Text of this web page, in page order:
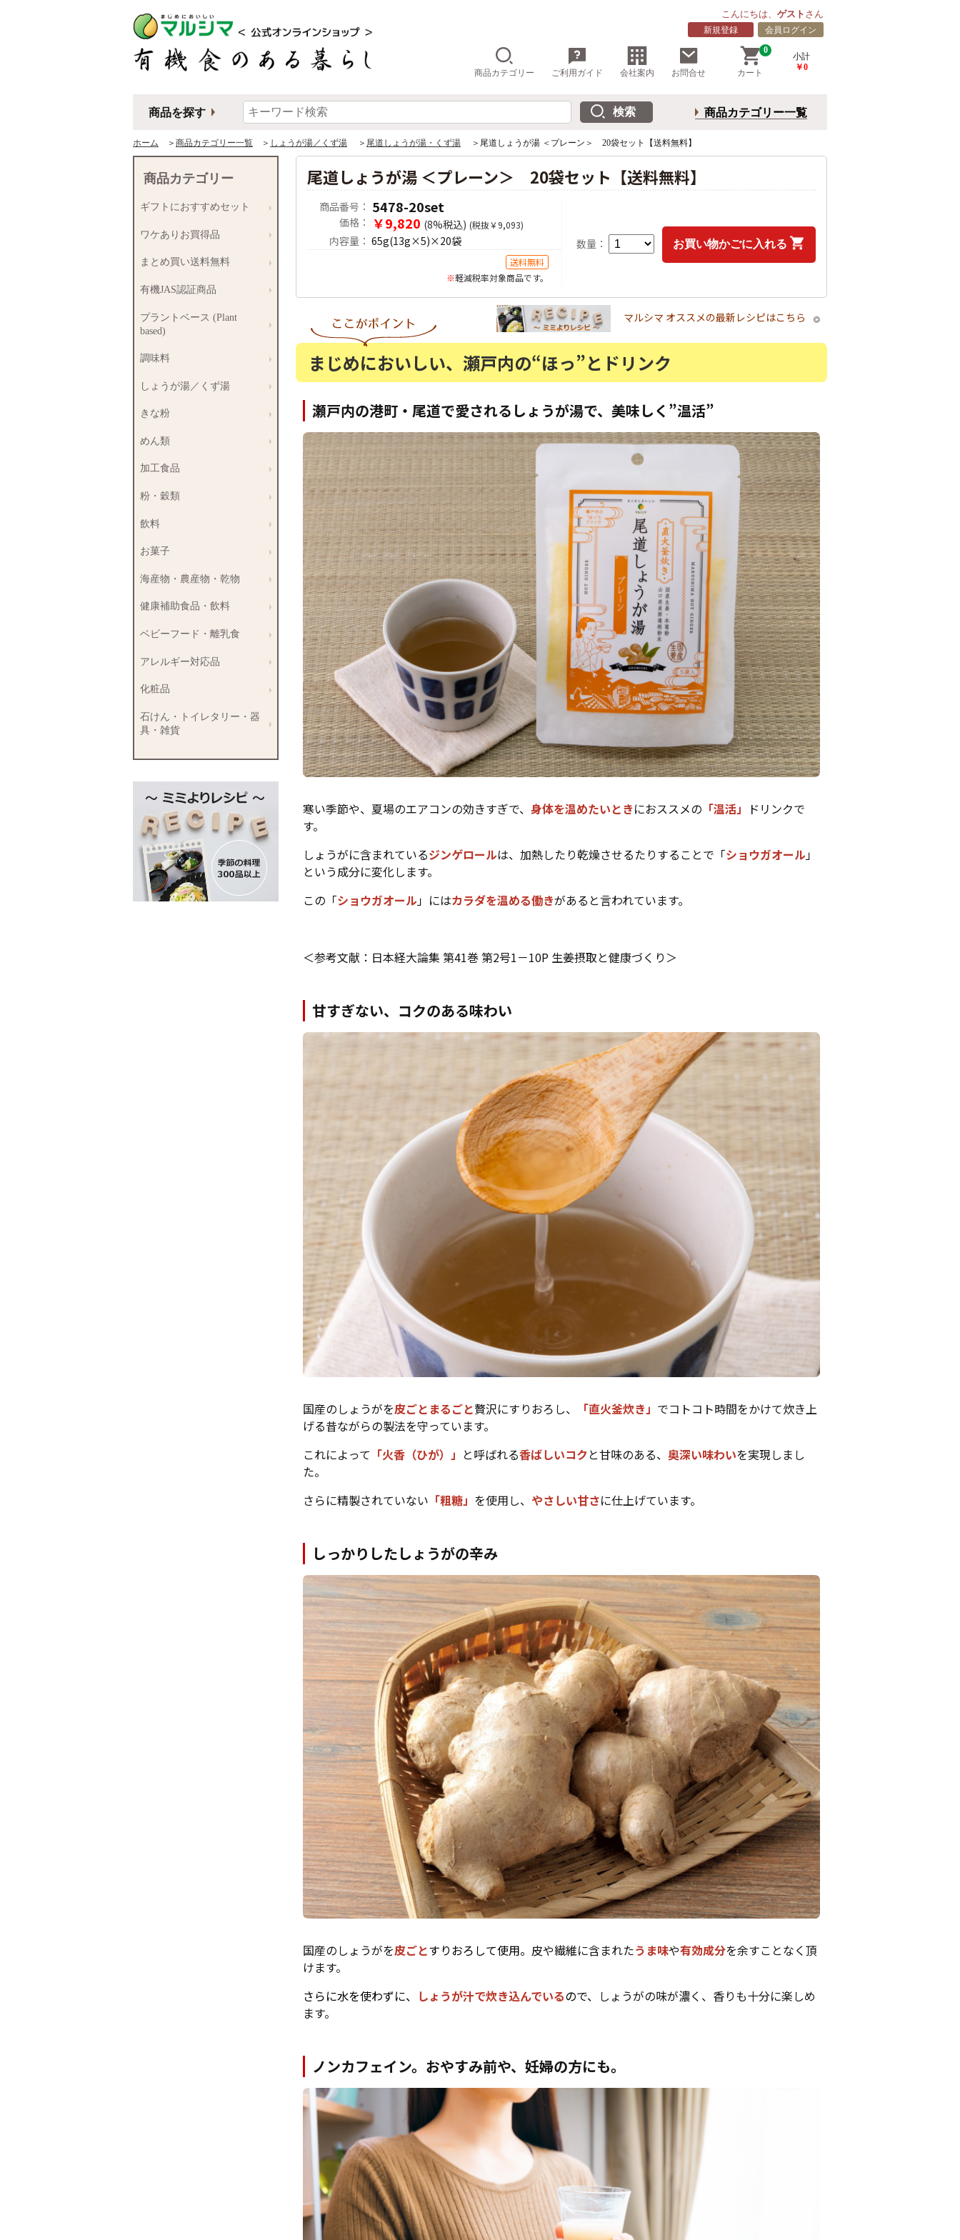
こんにちは、 ゲスト さん
新規登録
会員ログイン
商品カテゴリー ご利用ガイド 会社案内 お問合せ
0
カート
小計
￥0
商品を探す 商品カテゴリー一覧
ホーム ＞ 商品カテゴリー一覧 ＞ しょうが湯／くず湯 ＞ 尾道しょうが湯・くず湯 ＞尾道しょうが湯 ＜プレーン＞ 20袋セット【送料無料】
尾道しょうが湯 ＜プレーン＞ 20袋セット【送料無料】
商品番号： 5478-20set
価格： ￥9,820 (8%税込) (税抜￥9,093)
内容量： 65g(13g×5)×20袋
送料無料
※軽減税率対象商品です。
数量： お買い物かごに入れる
マルシマ オススメの最新レシピはこちら
まじめにおいしい、瀬戸内の“ほっ”とドリンク
瀬戸内の港町・尾道で愛されるしょうが湯で、美味しく”温活”
寒い季節や、夏場のエアコンの効きすぎで、 身体を温めたいときにおススメの 「温活」 ドリンクで
す。
しょうがに含まれているジンゲロールは、加熱したり乾燥させるたりすることで「ショウガオール」
という成分に変化します。
この「ショウガオール」にはカラダを温める働きがあると言われています。
＜参考文献：日本経大論集 第41巻 第2号1－10P 生姜摂取と健康づくり＞
甘すぎない、コクのある味わい
国産のしょうがを皮ごとまるごと贅沢にすりおろし、 「直火釜炊き」 でコトコト時間をかけて炊き上
げる昔ながらの製法を守っています。
これによって 「火香（ひが）」 と呼ばれる香ばしいコクと甘味のある、 奥深い味わいを実現しまし
た。
さらに精製されていない 「粗糖」 を使用し、 やさしい甘さに仕上げています。
しっかりしたしょうがの辛み
国産のしょうがを皮ごとすりおろして使用。 皮や繊維に含まれたうま味や有効成分を余すことなく頂
けます。
さらに水を使わずに、 しょうが汁で炊き込んでいるので、 しょうがの味が濃く、香りも十分に楽しめ
ます。
ノンカフェイン。おやすみ前や、妊婦の方にも。
商品カテゴリー
ギフトにおすすめセット
ワケありお買得品
まとめ買い送料無料
有機JAS認証商品
プラントベース (Plant
based)
調味料
しょうが湯／くず湯
きな粉
めん類
加工食品
粉・穀類
飲料
お菓子
海産物・農産物・乾物
健康補助食品・飲料
ベビーフード・離乳食
アレルギー対応品
化粧品
石けん・トイレタリー・器
具・雑貨